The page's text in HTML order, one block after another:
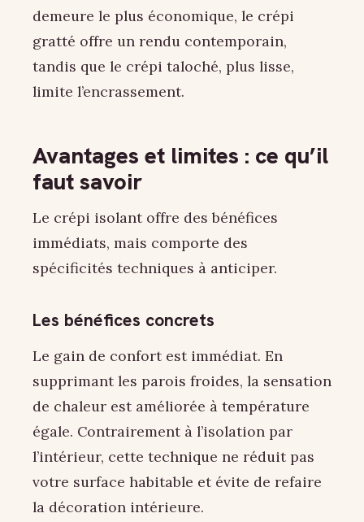
demeure le plus économique, le crépi
gratté offre un rendu contemporain,
tandis que le crépi taloché, plus lisse,
limite l’encrassement.
Avantages et limites : ce qu’il
faut savoir
Le crépi isolant offre des bénéfices
immédiats, mais comporte des
spécificités techniques à anticiper.
Les bénéfices concrets
Le gain de confort est immédiat. En
supprimant les parois froides, la sensation
de chaleur est améliorée à température
égale. Contrairement à l’isolation par
l’intérieur, cette technique ne réduit pas
votre surface habitable et évite de refaire
la décoration intérieure.